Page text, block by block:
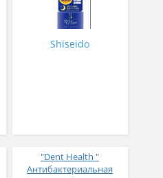
Shiseido
"Dent Health "
Антибактериальная